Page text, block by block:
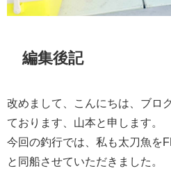
編集後記
改めまして、こんにちは、ブロ
ております、山本と申します。
今回の釣行では、私も太刀魚を
と同船させていただきました。